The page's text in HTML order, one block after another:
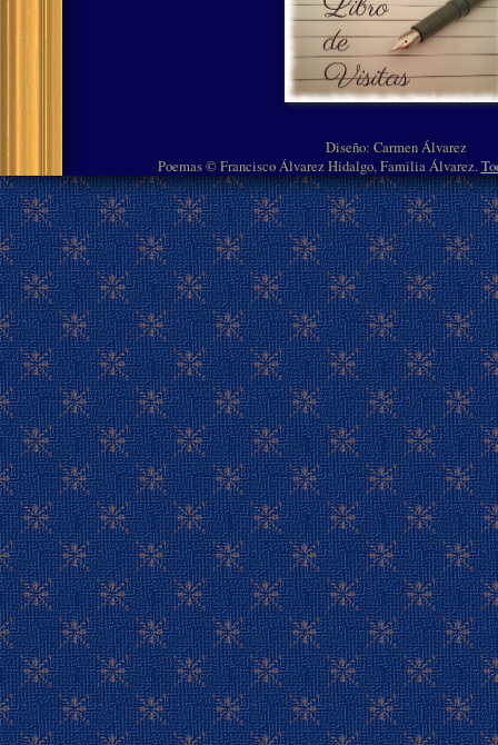
Diseño: Carmen Álvarez
Poemas © Francisco Álvarez Hidalgo, Familia Álvarez.